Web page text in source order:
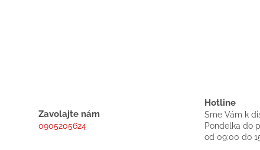
Zavolajte nám
0905205624
Hotline
Sme Vám k
Pondelka do
od 09:00 do